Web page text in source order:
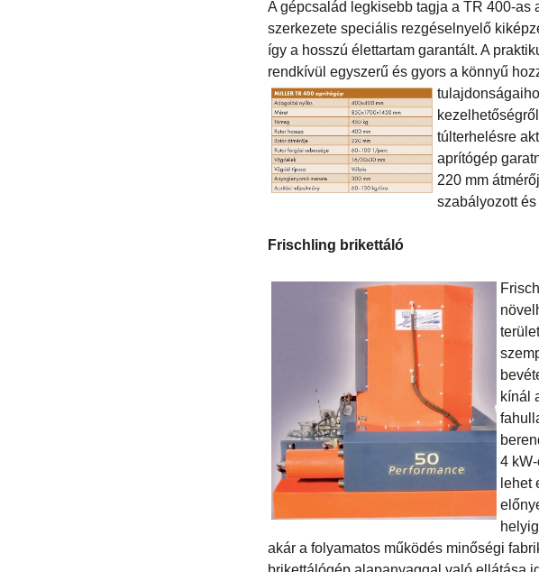
A gépcsalád legkisebb tagja a TR 400-as
szerkezete speciális rezgéselnyelő
így a hosszú élettartam garantált. A
rendkívül egyszerű és gyors a könnyű
túlterhelésre
aprítógép
220 mm
szabályozott
Frischling brikettáló
kínál
4
lehet
akár a folyamatos működés minőségi